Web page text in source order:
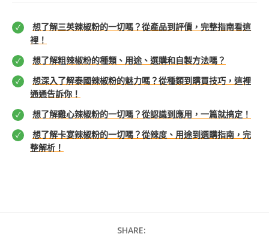
想了解三英辣椒粉的一切嗎？從產品到評價，完整指南看這
裡！
想了解粗辣椒粉的種類、用途、選購和自製方法嗎？
想深入了解泰國辣椒粉的魅力嗎？從種類到購買技巧，這裡
通通告訴你！
想了解雞心辣椒粉的一切嗎？從認識到應用，一篇就搞定！
想了解卡宴辣椒粉的一切嗎？從辣度、用途到選購指南，完
整解析！
SHARE: